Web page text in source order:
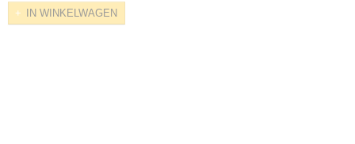
IN WINKELWAGEN